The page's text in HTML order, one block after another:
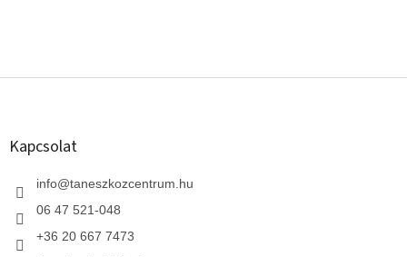
L
Kapcsolat
info@taneszkozcentrum.hu
06 47 521-048
+36 20 667 7473